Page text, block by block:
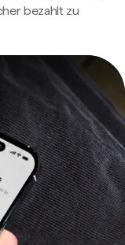
bezahlt zu